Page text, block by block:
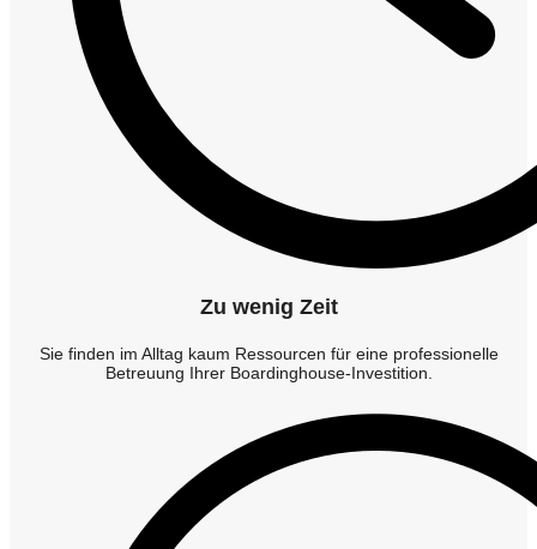
Zu wenig Zeit
Sie finden im Alltag kaum Ressourcen für eine professionelle
Betreuung Ihrer Boardinghouse-Investition.